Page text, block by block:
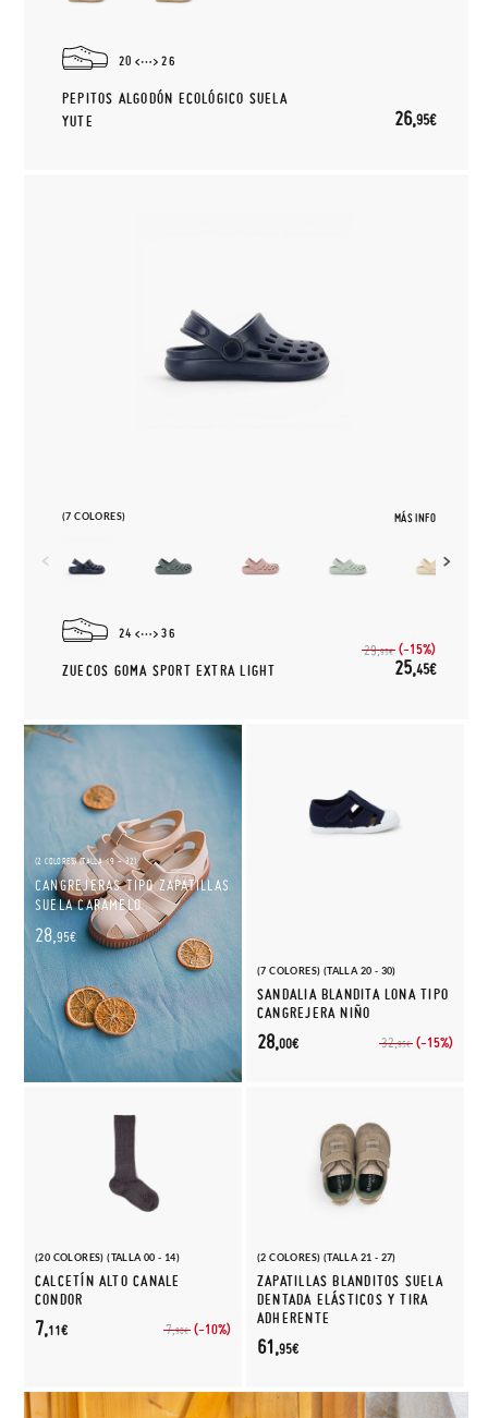
20 26
PEPITOS ALGODÓN ECOLÓGICO SUELA
YUTE
26,95€
(7 COLORES) MÁS INFO
24 36
ZUECOS GOMA SPORT EXTRA LIGHT
29,95€ (-15%)
25,45€
(2 COLORES) (TALLA 19 - 32)
CANGREJERAS TIPO ZAPATILLAS
SUELA CARAMELO
28, 95€
(7 COLORES) (TALLA 20 - 30)
SANDALIA BLANDITA LONA TIPO
CANGREJERA NIÑO
32,95€ (-15%)
28,00€
(20 COLORES) (TALLA 00 - 14)
CALCETÍN ALTO CANALE
CONDOR
7,90€ (-10%)
7,11€
(2 COLORES) (TALLA 21 - 27)
ZAPATILLAS BLANDITOS SUELA
DENTADA ELÁSTICOS Y TIRA
ADHERENTE
61,95€